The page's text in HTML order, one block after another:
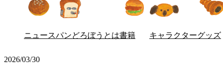
ニュースパンどろぼう とは書籍 キャラクターグッズ
2026/03/30